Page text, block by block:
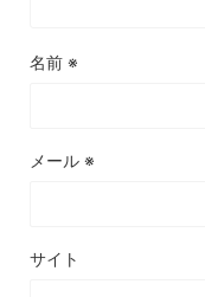
名前 ※
メール ※
サイト